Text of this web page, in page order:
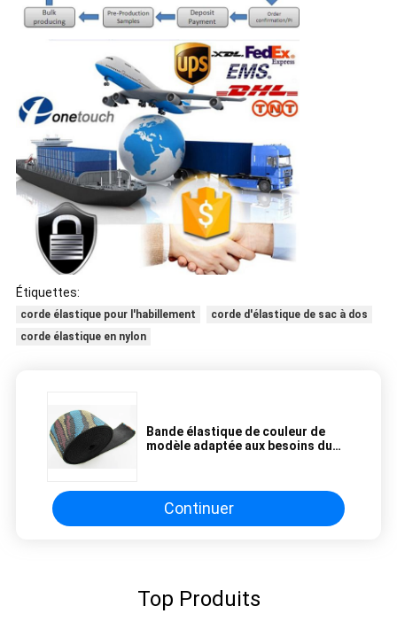
Étiquettes:
corde élastique pour l'habillement
corde d'élastique de sac à dos
corde élastique en nylon
Bande élastique de couleur de
modèle adaptée aux besoins du
vêtements
Continuer
Top Produits